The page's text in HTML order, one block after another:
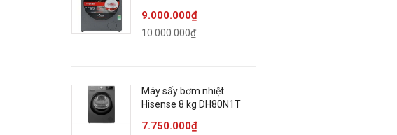
T21BU115UWV(MG)
9.000.000₫
10.000.000₫
Máy sấy bơm nhiệt
Hisense 8 kg DH80N1T
7.750.000₫